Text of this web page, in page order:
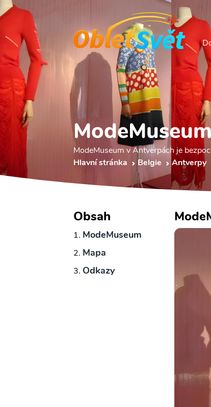
ModeMuseum
ModeMuseum v Antverpách je
Hlavní stránka
Belgie Antverpy
Obsah
ModeMuseum
Mapa
Odkazy